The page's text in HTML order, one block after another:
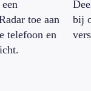
toe aan
telefoon en
bij